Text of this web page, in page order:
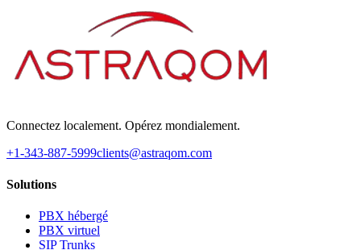
Connectez localement. Opérez mondialement.
+1-343-887-5999clients@astraqom.com
Solutions
PBX hébergé
PBX virtuel
SIP Trunks